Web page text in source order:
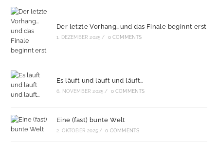
Der letzte Vorhang…und das Finale beginnt erst
1. DEZEMBER 2025 / 0 COMMENTS
Es läuft und läuft und läuft…
6. NOVEMBER 2025 / 0 COMMENTS
Eine (fast) bunte Welt
2. OKTOBER 2025 / 0 COMMENTS